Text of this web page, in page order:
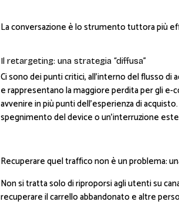
La conversazione è lo strumento tuttora più
Il retargeting: una strategia “diffusa”
Ci sono dei punti critici, all’interno del flusso
e rappresentano la maggiore perdita per gli
avvenire in più punti dell’esperienza di
spegnimento del device o un’interruzione
Recuperare quel traffico non è un problema:
Non si tratta solo di riproporsi agli utenti su
recuperare il carrello abbandonato e altre